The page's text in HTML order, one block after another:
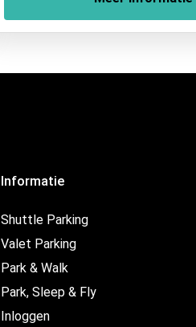
Informatie
Shuttle Parking
Valet Parking
Park & Walk
Park, Sleep & Fly
Inloggen